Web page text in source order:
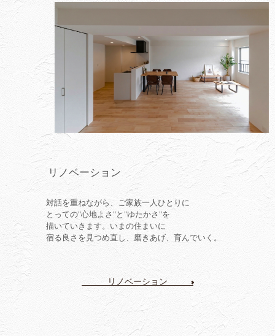
リノベーション
対話を重ねながら、ご家族一人ひとりに
とっての"心地よさ"と"ゆたかさ"を
描いていきます。いまの住まいに
宿る良さを見つめ直し、磨きあげ、育んでいく。
リノベーション